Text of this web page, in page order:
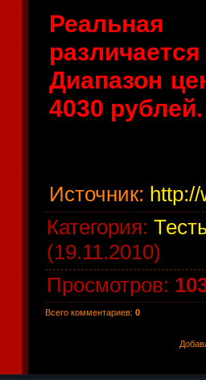
Реальная
Диапазон
4030 рублей.
Источник:
Категория:
(19.11.2010)
Просмотров:
Всего комментариев: 0